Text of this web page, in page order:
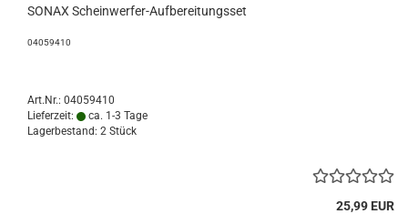
SONAX Scheinwerfer-Aufbereitungsset
04059410
Art.Nr.: 04059410
Lieferzeit:
ca. 1-3 Tage
Lagerbestand: 2 Stück
25,99 EUR